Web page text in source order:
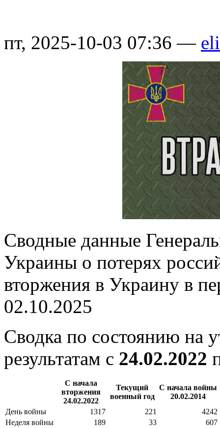
пт, 2025-10-03 07:36 —
Сводные данные
Украины о потерях
вторжения в Украину в
02.10.2025
Сводка по состоянию на
результатам с 24.02.2022
С начала
вторжения
24.02.2022
Текущий
военный год
С начала войны
20.02.2014
День войны
1317 221
4242
Неделя войны
189 33
607